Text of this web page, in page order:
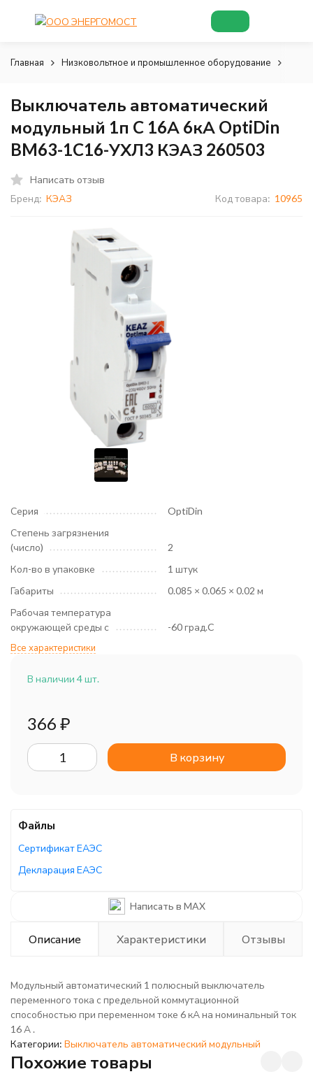
Главная Низковольтное и промышленное оборудование
Выключатель автоматический
модульный 1п C 16А 6кА OptiDin
BM63-1C16-УХЛ3 КЭАЗ 260503
Написать отзыв
Бренд: КЭАЗ Код товара: 10965
Серия
OptiDin
Степень загрязнения
(число)
2
Кол-во в упаковке
1 штук
Габариты
0.085 × 0.065 × 0.02 м
Рабочая температура
окружающей среды с
-60 град.C
Все характеристики
В наличии 4 шт.
366 ₽
В корзину
Файлы
Сертификат ЕАЭС
Декларация ЕАЭС
Написать в MAX
Описание Характеристики Отзывы
Модульный автоматический 1 полюсный выключатель
переменного тока с предельной коммутационной
способностью при переменном токе 6 кА на номинальный ток
16 А .
Категории: Выключатель автоматический модульный
Похожие товары